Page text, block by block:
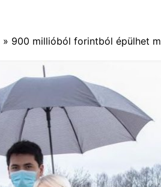
» 900 millióból forintból épülhet